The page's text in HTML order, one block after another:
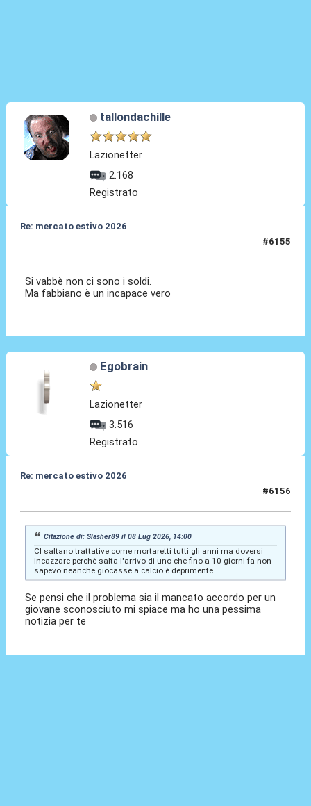
tallondachille
Lazionetter
2.168
Registrato
Re: mercato estivo 2026
#6155
Si vabbè non ci sono i soldi.
Ma fabbiano è un incapace vero
Egobrain
Lazionetter
3.516
Registrato
Re: mercato estivo 2026
#6156
Citazione di: Slasher89 il 08 Lug 2026, 14:00
CI saltano trattative come mortaretti tutti gli anni ma doversi
incazzare perchè salta l'arrivo di uno che fino a 10 giorni fa non
sapevo neanche giocasse a calcio è deprimente.
Se pensi che il problema sia il mancato accordo per un
giovane sconosciuto mi spiace ma ho una pessima
notizia per te